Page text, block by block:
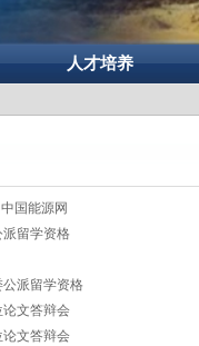
人才培养
国能源网
留学资格
派留学资格
论文答辩会
论文答辩会